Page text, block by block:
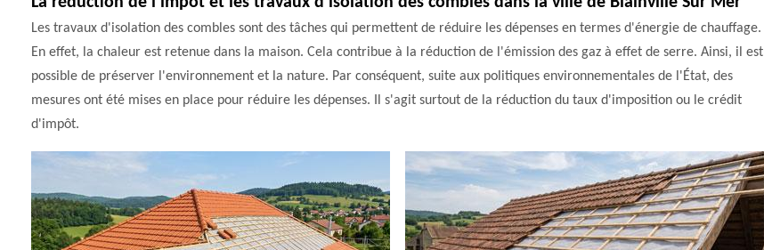
Les travaux d'isolation des combles sont des tâches qui permettent de réduire les dépenses en termes d'énergie de chauffage.
En effet, la chaleur est retenue dans la maison. Cela contribue à la réduction de l'émission des gaz à effet de serre. Ainsi, il est
possible de préserver l'environnement et la nature. Par conséquent, suite aux politiques environnementales de l'État, des
mesures ont été mises en place pour réduire les dépenses. Il s'agit surtout de la réduction du taux d'imposition ou le crédit
d'impôt.